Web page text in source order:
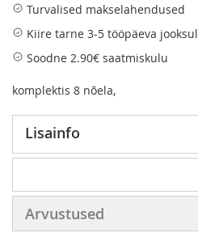
Turvalised makselahendused
Kiire tarne 3-5 tööpäeva jooksul
Soodne 2.90€ saatmiskulu
komplektis 8 nõela,
Lisainfo
Arvustused